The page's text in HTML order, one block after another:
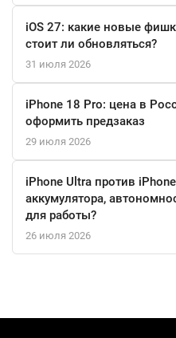
iOS 27: какие новые
стоит ли обновляться?
31 июля 2026
iPhone 18 Pro: цена в
оформить предзаказ
29 июля 2026
iPhone Ultra против
аккумулятора,
для работы?
26 июля 2026